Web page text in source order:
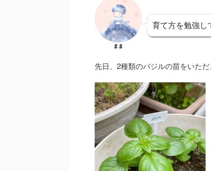
まま
育て方を勉強し
先日、2種類のバジルの苗をいた